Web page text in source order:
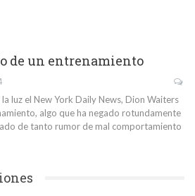
de un entrenamiento
luz el New York Daily News, Dion Waiters
algo que ha negado rotundamente
de tanto rumor de mal comportamiento